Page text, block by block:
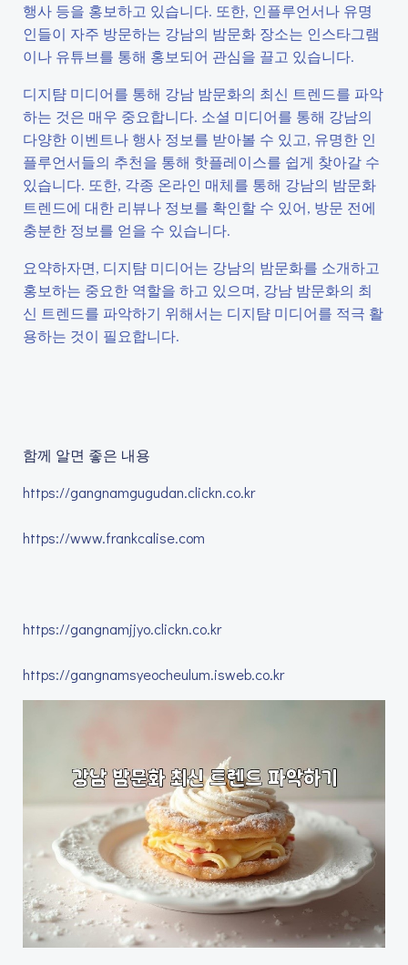
행사 등을 홍보하고 있습니다. 또한, 인플루언서나 유명
인들이 자주 방문하는 강남의 밤문화 장소는 인스타그램
이나 유튜브를 통해 홍보되어 관심을 끌고 있습니다.
디지턈 미디어를 통해 강남 밤문화의 최신 트렌드를 파악
하는 것은 매우 중요합니다. 소셜 미디어를 통해 강남의
다양한 이벤트나 행사 정보를 받아볼 수 있고, 유명한 인
플루언서들의 추천을 통해 핫플레이스를 쉽게 찾아갈 수
있습니다. 또한, 각종 온라인 매체를 통해 강남의 밤문화
트렌드에 대한 리뷰나 정보를 확인할 수 있어, 방문 전에
충분한 정보를 얻을 수 있습니다.
요약하자면, 디지턈 미디어는 강남의 밤문화를 소개하고
홍보하는 중요한 역할을 하고 있으며, 강남 밤문화의 최
신 트렌드를 파악하기 위해서는 디지턈 미디어를 적극 활
용하는 것이 필요합니다.
함께 알면 좋은 내용
https://gangnamgugudan.clickn.co.kr
https://www.frankcalise.com
https://gangnamjjyo.clickn.co.kr
https://gangnamsyeocheulum.isweb.co.kr